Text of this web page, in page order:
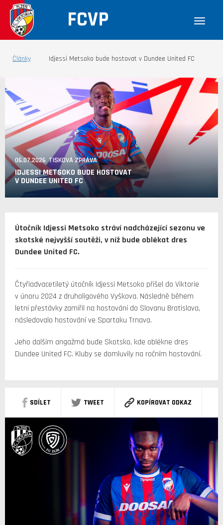
FCVP
Články Idjessi Metsoko bude hostovat v Dundee United FC
06.07.2026 TISKOVÁ ZPRÁVA
IDJESSI METSOKO BUDE HOSTOVAT
V DUNDEE UNITED FC
Útočník Idjessi Metsoko stráví nadcházející sezonu ve
skotské nejvyšší soutěži, v níž bude oblékat dres
Dundee United FC.
Čtyřiadvacetiletý útočník Idjessi Metsoko přišel do Viktorie
v únoru 2024 z druholigového Vyškova. Následně během
letní přestávky zamířil na hostování do Slovanu Bratislava,
následovalo hostování ve Spartaku Trnava.
Jeho dalším angažmá bude Skotsko, kde oblékne dres
Dundee United FC. Kluby se domluvily na ročním hostování.
SDÍLET TWEET KOPÍROVAT ODKAZ